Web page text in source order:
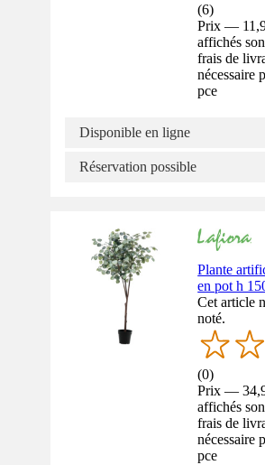
(6)
Prix —
affichés
frais de
nécessaire
pce
Disponible en ligne
Réservation possible
Plante
en pot h
Cet article
noté.
(0)
Prix —
affichés
frais de
nécessaire
pce